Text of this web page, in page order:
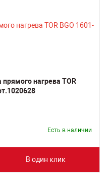
нагрева TOR
Есть в наличии
В один клик